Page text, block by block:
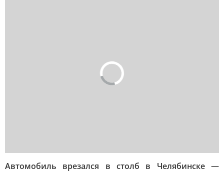
Автомобиль врезался в столб в Челябинске —